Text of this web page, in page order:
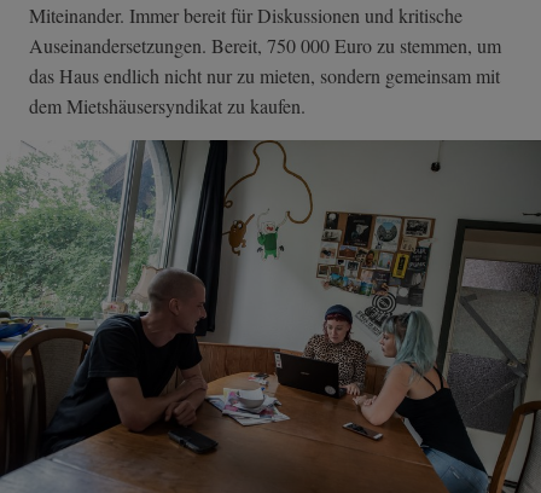
Miteinander. Immer bereit für Diskussionen und kritische
Auseinandersetzungen. Bereit, 750 000 Euro zu stemmen, um
das Haus endlich nicht nur zu mieten, sondern gemeinsam mit
dem Mietshäusersyndikat zu kaufen.